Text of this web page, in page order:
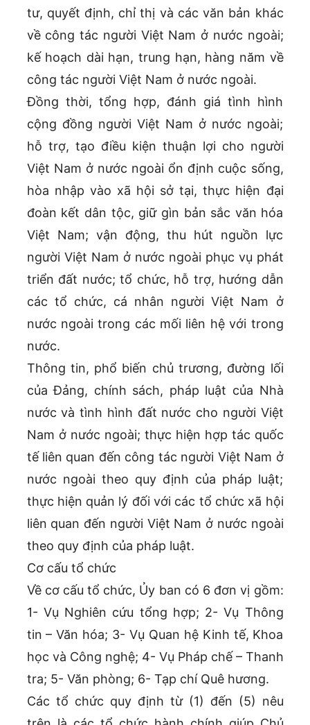
tư, quyết định, chỉ thị và các văn bản khác
về công tác người Việt Nam ở nước ngoài;
kế hoạch dài hạn, trung hạn, hàng năm về
công tác người Việt Nam ở nước ngoài.
Đồng thời, tổng hợp, đánh giá tình hình
cộng đồng người Việt Nam ở nước ngoài;
hỗ trợ, tạo điều kiện thuận lợi cho người
Việt Nam ở nước ngoài ổn định cuộc sống,
hòa nhập vào xã hội sở tại, thực hiện đại
đoàn kết dân tộc, giữ gìn bản sắc văn hóa
Việt Nam; vận động, thu hút nguồn lực
người Việt Nam ở nước ngoài phục vụ phát
triển đất nước; tổ chức, hỗ trợ, hướng dẫn
các tổ chức, cá nhân người Việt Nam ở
nước ngoài trong các mối liên hệ với trong
nước.
Thông tin, phổ biến chủ trương, đường lối
của Đảng, chính sách, pháp luật của Nhà
nước và tình hình đất nước cho người Việt
Nam ở nước ngoài; thực hiện hợp tác quốc
tế liên quan đến công tác người Việt Nam ở
nước ngoài theo quy định của pháp luật;
thực hiện quản lý đối với các tổ chức xã hội
liên quan đến người Việt Nam ở nước ngoài
theo quy định của pháp luật.
Cơ cấu tổ chức
Về cơ cấu tổ chức, Ủy ban có 6 đơn vị gồm:
1- Vụ Nghiên cứu tổng hợp; 2- Vụ Thông
tin – Văn hóa; 3- Vụ Quan hệ Kinh tế, Khoa
học và Công nghệ; 4- Vụ Pháp chế – Thanh
tra; 5- Văn phòng; 6- Tạp chí Quê hương.
Các tổ chức quy định từ (1) đến (5) nêu